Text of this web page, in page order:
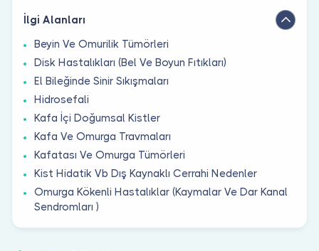
İlgi Alanları
Beyin Ve Omurilik Tümörleri
Disk Hastalıkları (Bel Ve Boyun Fıtıkları)
El Bileğinde Sinir Sıkışmaları
Hidrosefali
Kafa İçi Doğumsal Kistler
Kafa Ve Omurga Travmaları
Kafatası Ve Omurga Tümörleri
Kist Hidatik Vb Dış Kaynaklı Cerrahi Nedenler
Omurga Kökenli Hastalıklar (Kaymalar Ve Dar Kanal
Sendromları )